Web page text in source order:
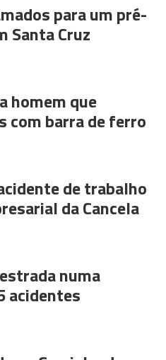
para um pré-
Santa Cruz
homem que
com barra de ferro
de trabalho
da Cancela
numa
acidentes